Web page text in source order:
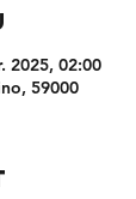
2025, 02:00
59000